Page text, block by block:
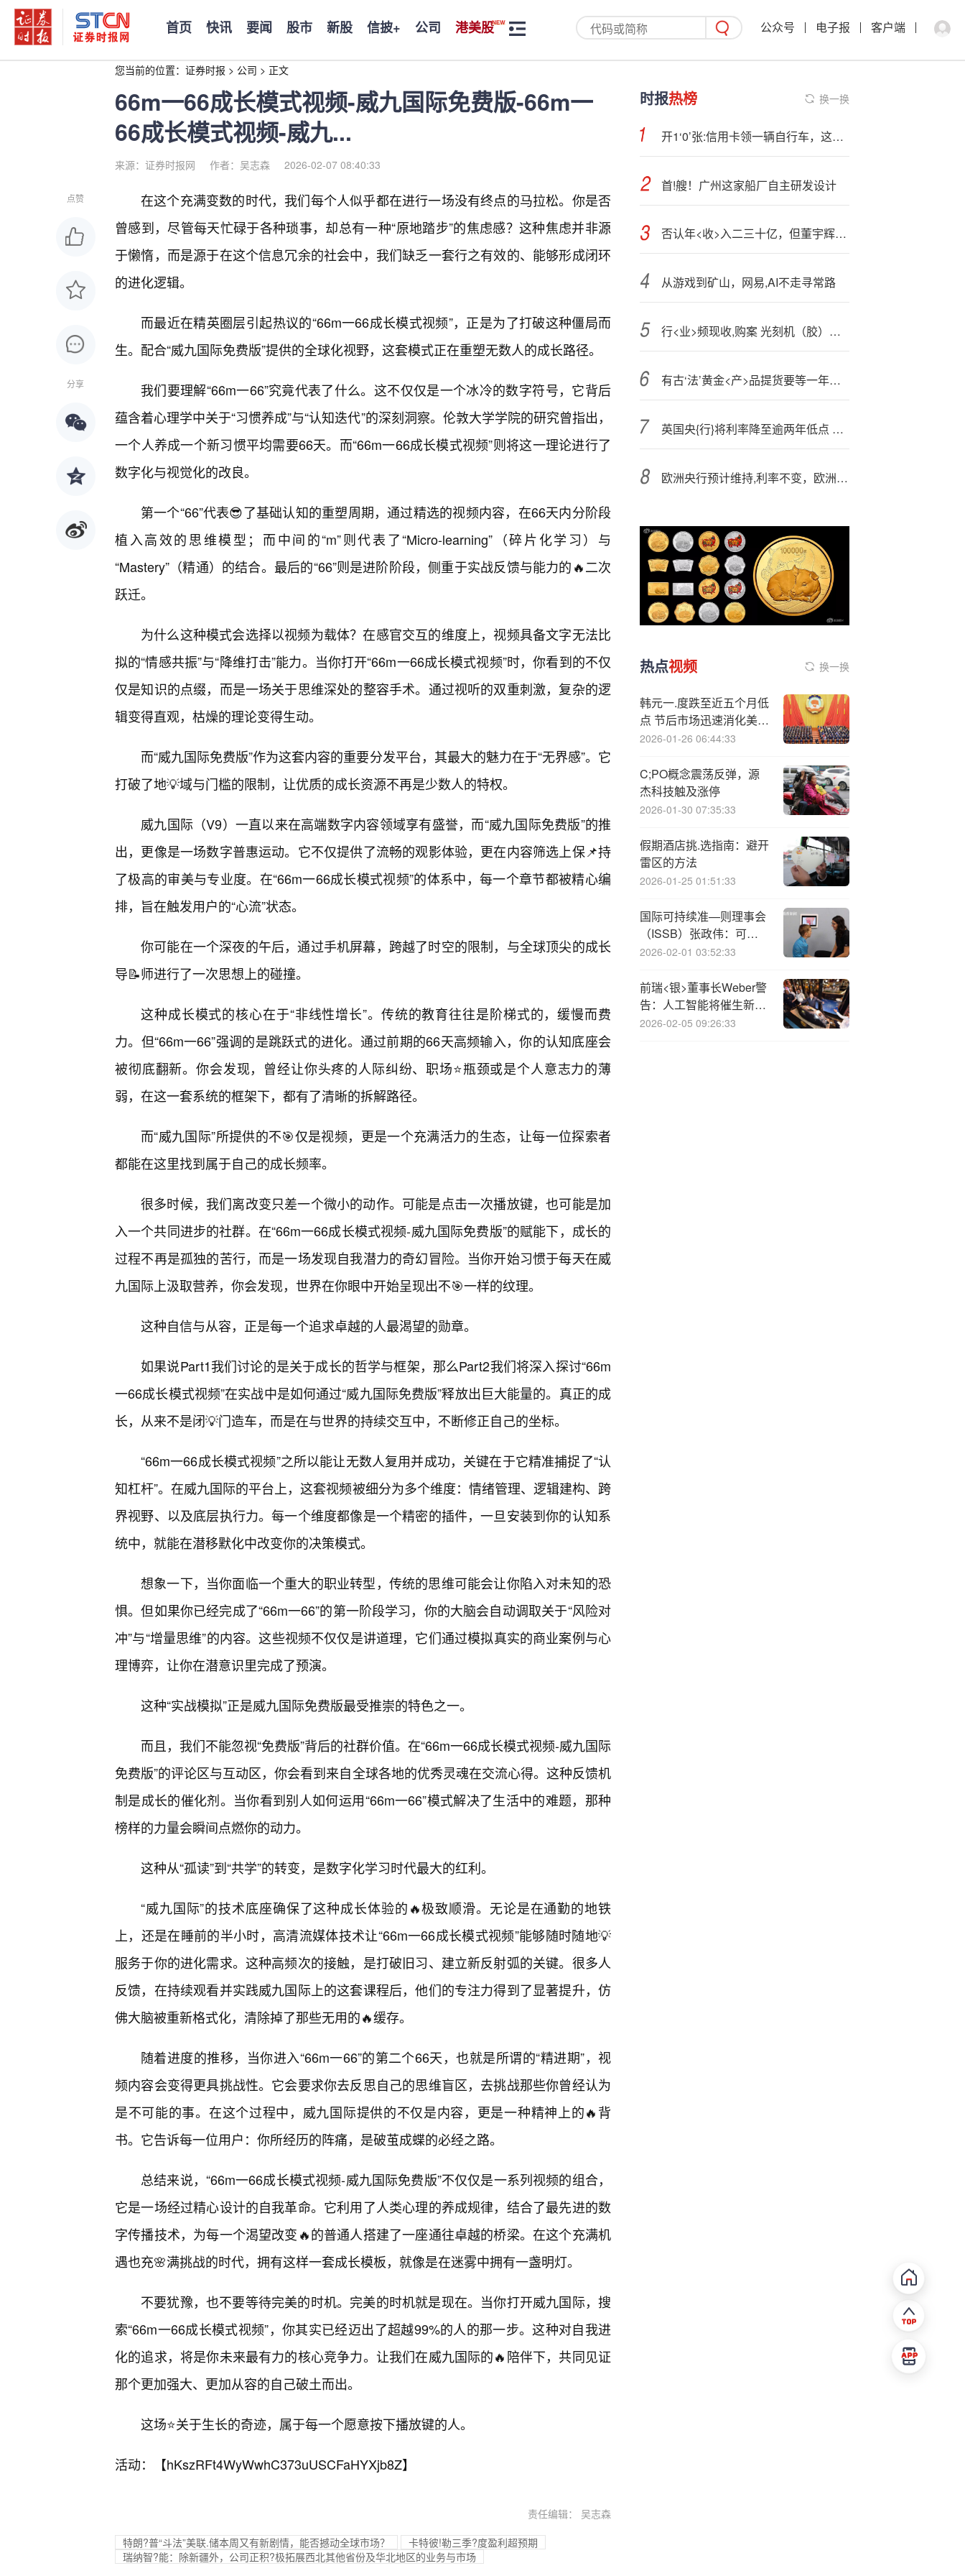
首页 快讯 要闻 股市 新股 信披+ 公司 港美股 公众号 电子报 客户端
您当前的位置： 证券时报 > 公司 > 正文
66m一66成长模式视频-威九国际免费版-66m一
66成长模式视频-威九...
来源：证券时报网 作者：吴志森 2026-02-07 08:40:33
点赞
分享
在这个充满变数的时代，我们每个人似乎都在进行一场没有终点的马拉松。你是否
曾感到，尽管每天忙碌于各种琐事，却总有一种“原地踏步”的焦虑感？这种焦虑并非源
于懒惰，而是源于在这个信息冗余的社会中，我们缺乏一套行之有效的、能够形成闭环
的进化逻辑。
而最近在精英圈层引起热议的“66m一66成长模式视频”，正是为了打破这种僵局而
生。配合“威九国际免费版”提供的全球化视野，这套模式正在重塑无数人的成长路径。
我们要理解“66m一66”究竟代表了什么。这不仅仅是一个冰冷的数字符号，它背后
蕴含着心理学中关于“习惯养成”与“认知迭代”的深刻洞察。伦敦大学学院的研究曾指出，
一个人养成一个新习惯平均需要66天。而“66m一66成长模式视频”则将这一理论进行了
数字化与视觉化的改良。
第一个“66”代表😎了基础认知的重塑周期，通过精选的视频内容，在66天内分阶段
植入高效的思维模型；而中间的“m”则代表了“Micro-learning”（碎片化学习）与
“Mastery”（精通）的结合。最后的“66”则是进阶阶段，侧重于实战反馈与能力的🔥二次
跃迁。
为什么这种模式会选择以视频为载体？在感官交互的维度上，视频具备文字无法比
拟的“情感共振”与“降维打击”能力。当你打开“66m一66成长模式视频”时，你看到的不仅
仅是知识的点缀，而是一场关于思维深处的整容手术。通过视听的双重刺激，复杂的逻
辑变得直观，枯燥的理论变得生动。
而“威九国际免费版”作为这套内容的重要分发平台，其最大的魅力在于“无界感”。它
打破了地💡域与门槛的限制，让优质的成长资源不再是少数人的特权。
威九国际（V9）一直以来在高端数字内容领域享有盛誉，而“威九国际免费版”的推
出，更像是一场数字普惠运动。它不仅提供了流畅的观影体验，更在内容筛选上保📌持
了极高的审美与专业度。在“66m一66成长模式视频”的体系中，每一个章节都被精心编
排，旨在触发用户的“心流”状态。
你可能在一个深夜的午后，通过手机屏幕，跨越了时空的限制，与全球顶尖的成长
导📝师进行了一次思想上的碰撞。
这种成长模式的核心在于“非线性增长”。传统的教育往往是阶梯式的，缓慢而费
力。但“66m一66”强调的是跳跃式的进化。通过前期的66天高频输入，你的认知底座会
被彻底翻新。你会发现，曾经让你头疼的人际纠纷、职场⭐瓶颈或是个人意志力的薄
弱，在这一套系统的框架下，都有了清晰的拆解路径。
而“威九国际”所提供的不🎯仅是视频，更是一个充满活力的生态，让每一位探索者
都能在这里找到属于自己的成长频率。
很多时候，我们离改变只差一个微小的动作。可能是点击一次播放键，也可能是加
入一个共同进步的社群。在“66m一66成长模式视频-威九国际免费版”的赋能下，成长的
过程不再是孤独的苦行，而是一场发现自我潜力的奇幻冒险。当你开始习惯于每天在威
九国际上汲取营养，你会发现，世界在你眼中开始呈现出不🎯一样的纹理。
这种自信与从容，正是每一个追求卓越的人最渴望的勋章。
如果说Part1我们讨论的是关于成长的哲学与框架，那么Part2我们将深入探讨“66m
一66成长模式视频”在实战中是如何通过“威九国际免费版”释放出巨大能量的。真正的成
长，从来不是闭💡门造车，而是在与世界的持续交互中，不断修正自己的坐标。
“66m一66成长模式视频”之所以能让无数人复用并成功，关键在于它精准捕捉了“认
知杠杆”。在威九国际的平台上，这套视频被细分为多个维度：情绪管理、逻辑建构、跨
界视野、以及底层执行力。每一个维度都像是一个精密的插件，一旦安装到你的认知系
统中，就能在潜移默化中改变你的决策模式。
想象一下，当你面临一个重大的职业转型，传统的思维可能会让你陷入对未知的恐
惧。但如果你已经完成了“66m一66”的第一阶段学习，你的大脑会自动调取关于“风险对
冲”与“增量思维”的内容。这些视频不仅仅是讲道理，它们通过模拟真实的商业案例与心
理博弈，让你在潜意识里完成了预演。
这种“实战模拟”正是威九国际免费版最受推崇的特色之一。
而且，我们不能忽视“免费版”背后的社群价值。在“66m一66成长模式视频-威九国际
免费版”的评论区与互动区，你会看到来自全球各地的优秀灵魂在交流心得。这种反馈机
制是成长的催化剂。当你看到别人如何运用“66m一66”模式解决了生活中的难题，那种
榜样的力量会瞬间点燃你的动力。
这种从“孤读”到“共学”的转变，是数字化学习时代最大的红利。
“威九国际”的技术底座确保了这种成长体验的🔥极致顺滑。无论是在通勤的地铁
上，还是在睡前的半小时，高清流媒体技术让“66m一66成长模式视频”能够随时随地💡
服务于你的进化需求。这种高频次的接触，是打破旧习、建立新反射弧的关键。很多人
反馈，在持续观看并实践威九国际上的这套课程后，他们的专注力得到了显著提升，仿
佛大脑被重新格式化，清除掉了那些无用的🔥缓存。
随着进度的推移，当你进入“66m一66”的第二个66天，也就是所谓的“精进期”，视
频内容会变得更具挑战性。它会要求你去反思自己的思维盲区，去挑战那些你曾经认为
是不可能的事。在这个过程中，威九国际提供的不仅是内容，更是一种精神上的🔥背
书。它告诉每一位用户：你所经历的阵痛，是破茧成蝶的必经之路。
总结来说，“66m一66成长模式视频-威九国际免费版”不仅仅是一系列视频的组合，
它是一场经过精心设计的自我革命。它利用了人类心理的养成规律，结合了最先进的数
字传播技术，为每一个渴望改变🔥的普通人搭建了一座通往卓越的桥梁。在这个充满机
遇也充🌸满挑战的时代，拥有这样一套成长模板，就像是在迷雾中拥有一盏明灯。
不要犹豫，也不要等待完美的时机。完美的时机就是现在。当你打开威九国际，搜
索“66m一66成长模式视频”，你其实已经迈出了超越99%的人的那一步。这种对自我进
化的追求，将是你未来最有力的核心竞争力。让我们在威九国际的🔥陪伴下，共同见证
那个更加强大、更加从容的自己破土而出。
这场⭐关于生长的奇迹，属于每一个愿意按下播放键的人。
活动：【hKszRFt4WyWwhC373uUSCFaHYXjb8Z】
责任编辑： 吴志森
特朗?普“斗法”美联.储本周又有新剧情，能否撼动全球市场？
卡特彼!勒三季?度盈利超预期
瑞纳智?能：除新疆外，公司正积?极拓展西北其他省份及华北地区的业务与市场
时报热榜 换一换
开1‘0’张:信用卡领一辆自行车，这些银行员工“拼”了
首!艘！广州这家船厂自主研发设计
否认年<收>入二三十亿，但董宇辉早已将东方甄选甩在身后
从游戏到矿山，网易,AI不走寻常路
行<业>频现收,购案 光刻机（胶）板块涨幅居前
有古‘法’黄金<产>品提货要等一年，1克约2000元古法黄金饰品谁在买
英国央{行}将利率降至逾两年低点 史上首次不得不进行两轮投票
欧洲央行预计维持,利率不变，欧洲经济顶住特朗普关税压力
热点视频 换一换
韩元一.度跌至近五个月低
点 节后市场迅速消化美元
强势
2026-01-26 06:44:33
C;PO概念震荡反弹，源
杰科技触及涨停
2026-01-30 07:35:33
假期酒店挑.选指南：避开
雷区的方法
2026-01-25 01:51:33
国际可持续准—则理事会
（ISSB）张政伟：可持
续信息披露领域面临成本
ISSB统一准则破局
2026-02-01 03:52:33
前瑞<银>董事长Weber警
告：人工智能将催生新贵
阶层 同时加剧就业不平等
2026-02-05 09:26:33